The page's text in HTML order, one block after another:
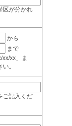
区が分かれ
から
まで
xx」ま
。
ご記入くだ